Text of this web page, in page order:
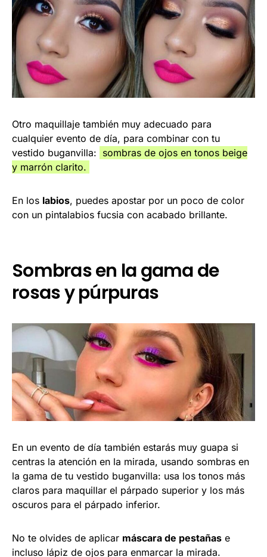
Otro maquillaje también muy adecuado para
cualquier evento de día, para combinar con tu
vestido buganvilla: sombras de ojos en tonos beige
y marrón clarito.
En los labios, puedes apostar por un poco de color
con un pintalabios fucsia con acabado brillante.
Sombras en la gama de
rosas y púrpuras
En un evento de día también estarás muy guapa si
centras la atención en la mirada, usando sombras en
la gama de tu vestido buganvilla: usa los tonos más
claros para maquillar el párpado superior y los más
oscuros para el párpado inferior.
No te olvides de aplicar máscara de pestañas e
incluso lápiz de ojos para enmarcar la mirada.